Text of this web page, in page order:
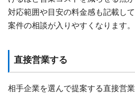
対応範囲や目安の料金感も記載し
案件の相談が入りやすくなります。
直接営業する
相手企業を選んで提案する直接営